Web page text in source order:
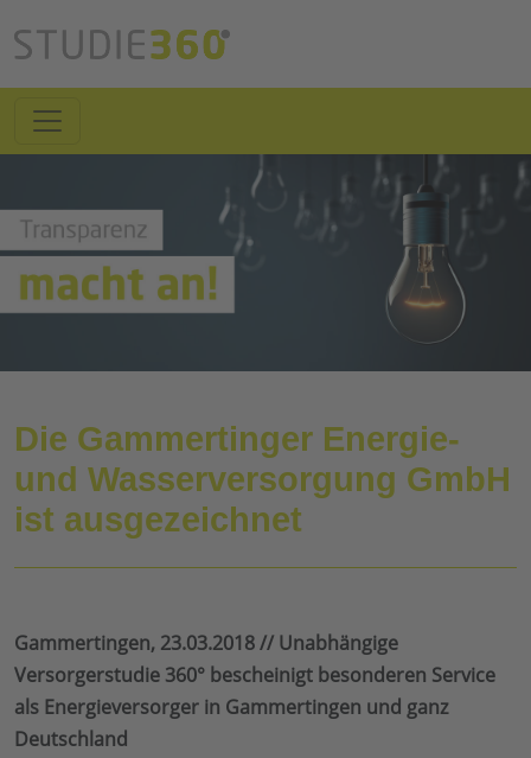
Die Gammertinger Energie-
und Wasserversorgung GmbH
ist ausgezeichnet
Gammertingen, 23.03.2018 // Unabhängige
Versorgerstudie 360° bescheinigt besonderen Service
als Energieversorger in Gammertingen und ganz
Deutschland